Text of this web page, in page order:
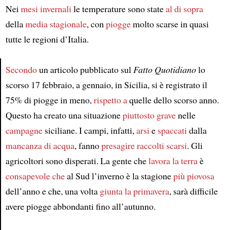
Article
Neimesi invernalile temperature sono stateal di sopra
dellamedia stagionale, conpioggemolto scarse in quasi
tutte le regioni d’Italia.
Secondoun articolo pubblicato sulFatto Quotidianolo
scorso 17 febbraio, a gennaio, in Sicilia, si è registrato il
75% di piogge in meno,rispetto aquelle dello scorso anno.
Questo ha creato una situazionepiuttosto gravenelle
campagnesiciliane. I campi, infatti,arsie spaccatidalla
mancanza di acqua, fannopresagireraccolti scarsi. Gli
agricoltori sono disperati. La gente chelavora la terraè
consapevole cheal Sud l’inverno è la stagionepiù piovosa
dell’anno e che, una volta giuntala primavera, sarà difficile
avere piogge abbondanti fino all’autunno.